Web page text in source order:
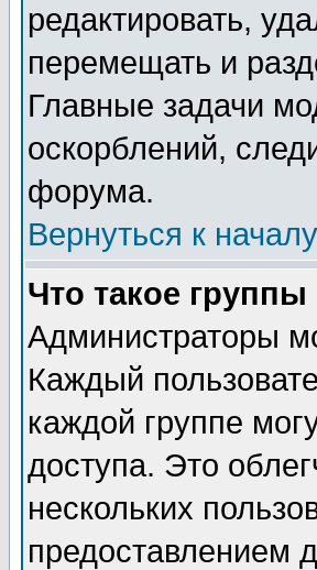
редактировать,
перемещать и
Главные задачи
оскорблений,
форума.
Вернуться к началу
Что такое
Администраторы
Каждый
каждой группе
доступа. Это
нескольких
предоставлением